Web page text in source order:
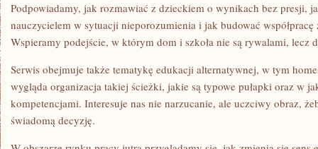
Podpowiadamy, jak rozmawiać z dzieckiem o wynikach bez presji,
nauczycielem w sytuacji nieporozumienia i jak budować
Wspieramy podejście, w którym dom i szkoła nie są rywalami, lecz
Serwis obejmuje także tematykę edukacji alternatywnej, w tym
wygląda organizacja takiej ścieżki, jakie są typowe pułapki oraz w
kompetencjami. Interesuje nas nie narzucanie, ale uczciwy obraz,
świadomą decyzję.